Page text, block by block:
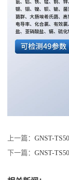
上一篇： GNST-
下一篇： GNST-